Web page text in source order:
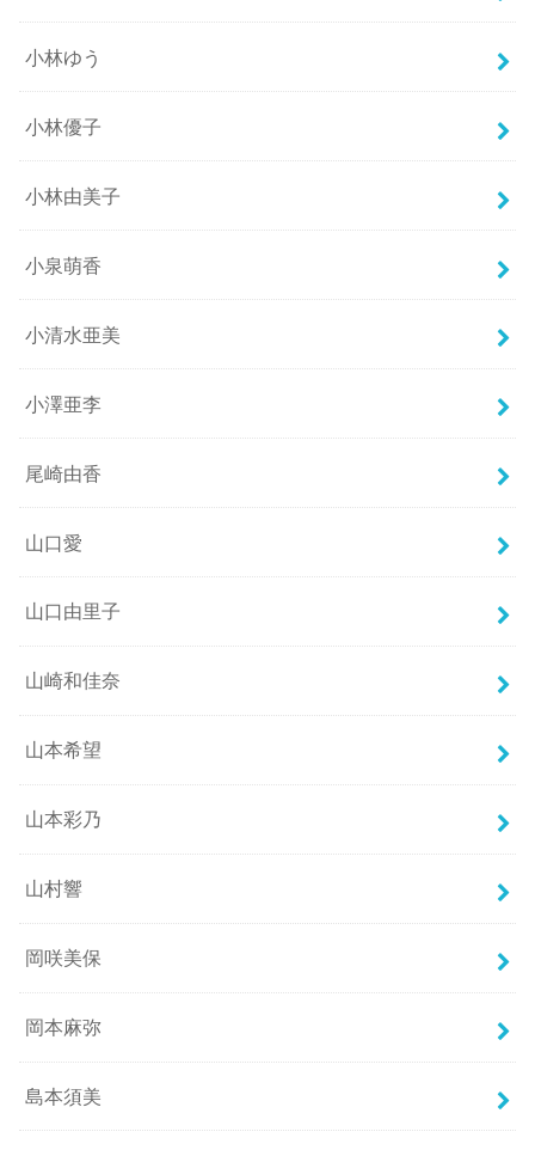
小林ゆう
小林優子
小林由美子
小泉萌香
小清水亜美
小澤亜李
尾崎由香
山口愛
山口由里子
山崎和佳奈
山本希望
山本彩乃
山村響
岡咲美保
岡本麻弥
島本須美